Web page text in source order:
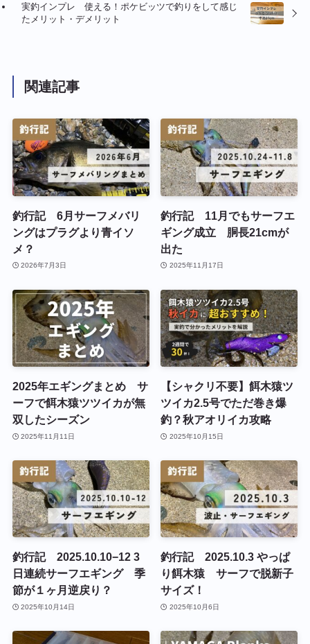
実釣インプレ 使える！ポケビッツで釣りをして感じ
たメリット・デメリット
関連記事
釣行記 6月サーフメバリ
ングはプラグより青イソ
メ？
2026年7月3日
釣行記 11月でもサーフエ
ギング成立 胴長21cmが
出た
2025年11月17日
2025年エギングまとめ サ
ーフで餌木猿ツツイカが無
双したシーズン
2025年11月11日
【シャクリ不要】餌木猿ツ
ツイカ2.5号でただ巻き爆
釣？秋アオリイカ攻略
2025年10月15日
釣行記 2025.10.10−12 3
日連続サーフエギング 季
節が１ヶ月逆戻り？
2025年10月14日
釣行記 2025.10.3 やっぱ
り餌木猿 サーフで脱新子
サイズ！
2025年10月6日